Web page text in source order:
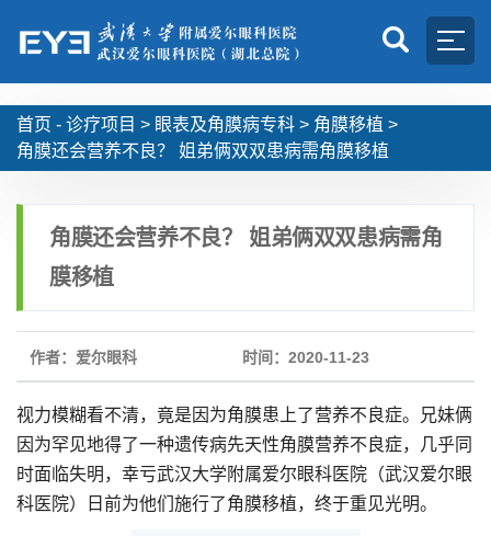
首页 - 诊疗项目 > 眼表及角膜病专科 > 角膜移植 >
角膜还会营养不良？ 姐弟俩双双患病需角膜移植
角膜还会营养不良？ 姐弟俩双双患病需角
膜移植
作者：爱尔眼科 时间：2020-11-23
视力模糊看不清，竟是因为角膜患上了营养不良症。兄妹俩
因为罕见地得了一种遗传病先天性角膜营养不良症，几乎同
时面临失明，幸亏武汉大学附属爱尔眼科医院（武汉爱尔眼
科医院）日前为他们施行了角膜移植，终于重见光明。